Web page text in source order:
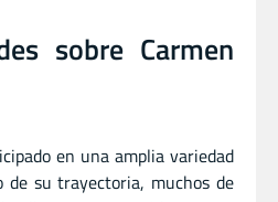
sobre Carmen
en una amplia variedad
de su trayectoria, muchos de